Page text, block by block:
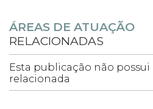
ÁREAS DE ATUAÇÃO
RELACIONADAS
Esta publicação não possui
relacionada